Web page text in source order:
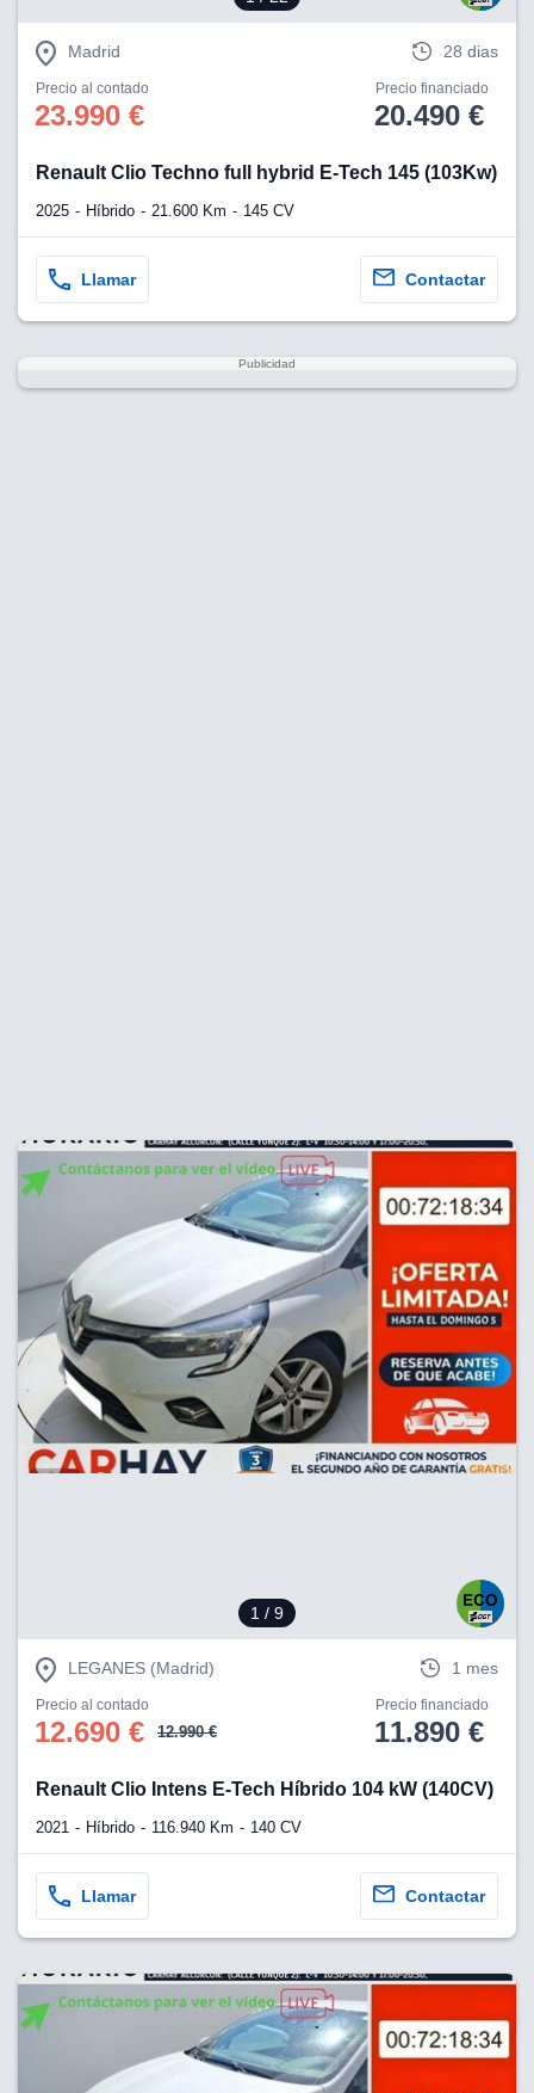
Madrid 28 dias
Precio al contado
23.990 €
Precio financiado
20.490 €
Renault Clio Techno full hybrid E-Tech 145 (103Kw)
2025 Híbrido 21.600 Km 145 CV
Llamar Contactar
1 / 9
LEGANES (Madrid) 1 mes
Precio al contado
12.690 € 12.990 €
Precio financiado
11.890 €
Renault Clio Intens E-Tech Híbrido 104 kW (140CV)
2021 Híbrido 116.940 Km 140 CV
Llamar Contactar